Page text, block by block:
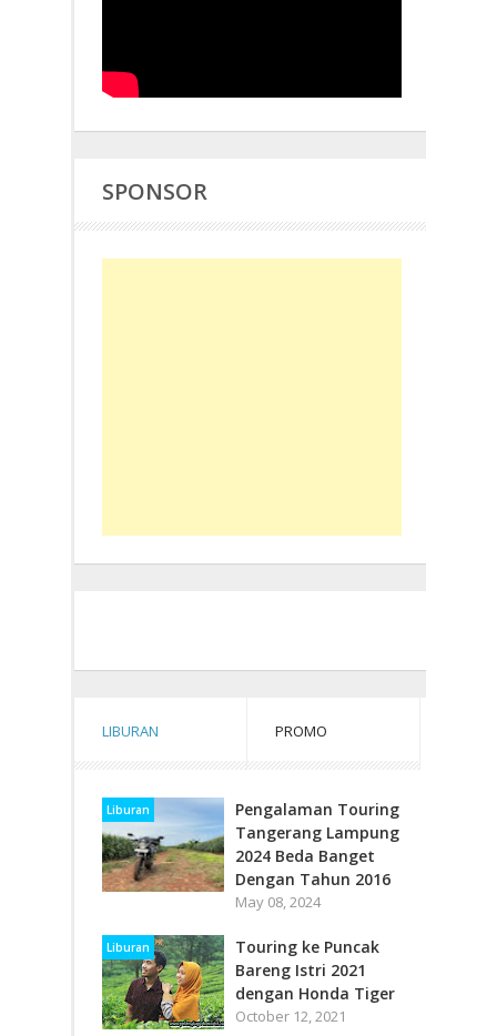
SPONSOR
LIBURAN PROMO
Liburan
Pengalaman Touring
Tangerang Lampung
2024 Beda Banget
Dengan Tahun 2016
May 08, 2024
Liburan
Touring ke Puncak
Bareng Istri 2021
dengan Honda Tiger
October 12, 2021